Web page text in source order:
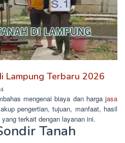
Lampung Terbaru 2026
mengenai biaya dan harga jasa
pengertian, tujuan, manfaat, hasil
terkait dengan layanan ini.
Tanah